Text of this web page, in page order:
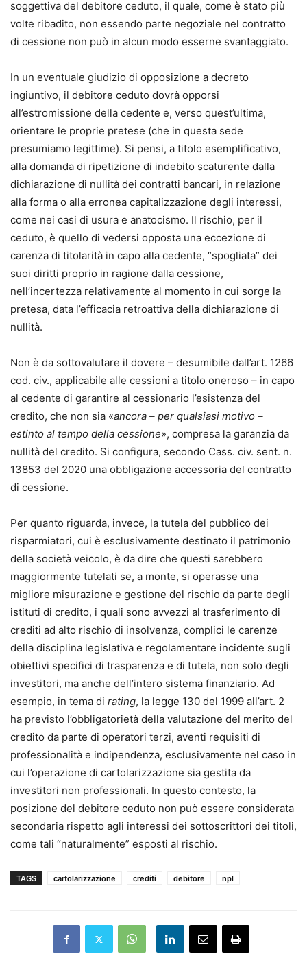
soggettiva del debitore ceduto, il quale, come è stato più
volte ribadito, non essendo parte negoziale nel contratto
di cessione non può in alcun modo esserne svantaggiato.
In un eventuale giudizio di opposizione a decreto
ingiuntivo, il debitore ceduto dovrà opporsi
all’estromissione della cedente e, verso quest’ultima,
orientare le proprie pretese (che in questa sede
presumiamo legittime). Si pensi, a titolo esemplificativo,
alla domanda di ripetizione di indebito scaturente dalla
dichiarazione di nullità dei contratti bancari, in relazione
alla forma o alla erronea capitalizzazione degli interessi,
come nei casi di usura e anatocismo. Il rischio, per il
ceduto, è quello di vedersi opposta una eccezione di
carenza di titolarità in capo alla cedente, “spogliata” dei
suoi diritti proprio in ragione dalla cessione,
nell’incertezza relativamente al momento in cui sorge la
pretesa, data l’efficacia retroattiva della dichiarazione di
nullità.
Non è da sottovalutare il dovere – desumibile dall’art. 1266
cod. civ., applicabile alle cessioni a titolo oneroso – in capo
al cedente di garantire al cessionario l’esistenza del
credito, che non sia «ancora – per qualsiasi motivo –
estinto al tempo della cessione», compresa la garanzia da
nullità del credito. Si configura, secondo Cass. civ. sent. n.
13853 del 2020 una obbligazione accessoria del contratto
di cessione.
Per quanto riguarda, invece, la tutela del pubblico dei
risparmiatori, cui è esclusivamente destinato il patrimonio
della società veicolo, è da dire che questi sarebbero
maggiormente tutelati se, a monte, si operasse una
migliore misurazione e gestione del rischio da parte degli
istituti di credito, i quali sono avvezzi al trasferimento di
crediti ad alto rischio di insolvenza, complici le carenze
della disciplina legislativa e regolamentare incidente sugli
obiettivi specifici di trasparenza e di tutela, non solo degli
investitori, ma anche dell’intero sistema finanziario. Ad
esempio, in tema di rating, la legge 130 del 1999 all’art. 2
ha previsto l’obbligatorietà della valutazione del merito del
credito da parte di operatori terzi, aventi requisiti di
professionalità e indipendenza, esclusivamente nel caso in
cui l’operazione di cartolarizzazione sia gestita da
investitori non professionali. In questo contesto, la
posizione del debitore ceduto non può essere considerata
secondaria rispetto agli interessi dei sottoscrittori dei titoli,
come tali “naturalmente” esposti al rischio.
TAGS cartolarizzazione crediti debitore npl